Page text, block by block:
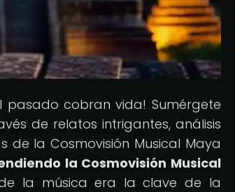
pasado cobran vida! Sumérgete
de relatos intrigantes, análisis
de la Cosmovisión Musical Maya
la Cosmovisión Musical
la música era la clave de la